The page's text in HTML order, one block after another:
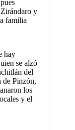
y
familia
hay
se alzó
del
de Pinzón,
los
y el